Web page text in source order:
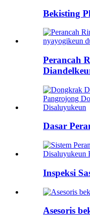
Bekisting
Perancah
Dasar
Inspeksi
Asesoris